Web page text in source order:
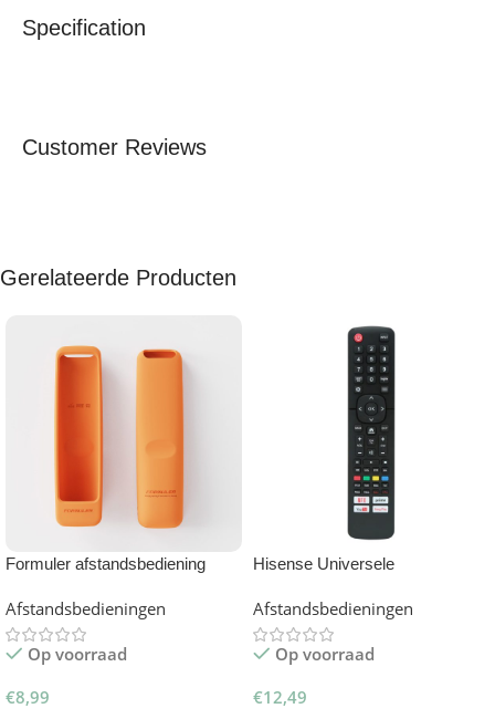
Specification
Customer Reviews
Gerelateerde Producten
Formuler afstandsbediening
Afstandsbedieningen
Op voorraad
€8,99
Hisense Universele
Remote
Afstandsbedieningen
Op voorraad
€12,49